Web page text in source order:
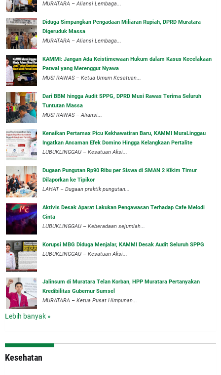
‎MURATARA – Aliansi Lembaga...
Diduga Simpangkan Pengadaan Miliaran Rupiah, DPRD Muratara
Digeruduk Massa
‎MURATARA – Aliansi Lembaga...
‎KAMMI: Jangan Ada Keistimewaan Hukum dalam Kasus Kecelakaan
Patwal yang Merenggut Nyawa
‎MUSI RAWAS – Ketua Umum Kesatuan...
Dari BBM hingga Audit SPPG, DPRD Musi Rawas Terima Seluruh
Tuntutan Massa
MUSI RAWAS – Aliansi...
‎Kenaikan Pertamax Picu Kekhawatiran Baru, KAMMI MuraLinggau
Ingatkan Ancaman Efek Domino Hingga Kelangkaan Pertalite
‎LUBUKLINGGAU – Kesatuan Aksi...
Dugaan Pungutan Rp90 Ribu per Siswa di SMAN 2 Kikim Timur
Dilaporkan ke Tipikor
LAHAT – Dugaan praktik pungutan...
Aktivis Desak Aparat Lakukan Pengawasan Terhadap Cafe Melodi
Cinta
LUBUKLINGGAU – Keberadaan sejumlah...
Korupsi MBG Diduga Menjalar, KAMMI Desak Audit Seluruh SPPG
‎LUBUKLINGGAU – Kesatuan Aksi...
‎Jalinsum di Muratara Telan Korban, HPP Muratara Pertanyakan
Kredibilitas Gubernur Sumsel
MURATARA – Ketua Pusat Himpunan...
Lebih banyak »
Kesehatan